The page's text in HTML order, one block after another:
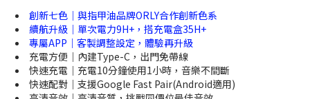
創新七色｜與指甲油品牌ORLY合作創新色系
續航升級｜單次電力9H+，搭充電盒35H+
專屬APP｜客製調整設定，體驗再升級
充電方便｜內建Type-C，出門免帶線
快速充電｜充電10分鐘使用1小時，音樂不間斷
快速配對｜支援Google Fast Pair(Android適用)